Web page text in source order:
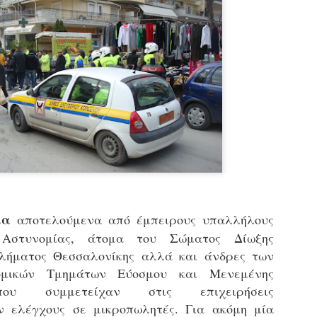
αποτελούμενα από έμπειρους υπαλλήλους
άτομα του Σώματος Δίωξης
Θεσσαλονίκης αλλά και άνδρες των
Τμημάτων Εύοσμου και Μενεμένης
συμμετείχαν στις επιχειρήσεις
ελέγχους σε μικροπωλητές. Για ακόμη μία
εκπαιδευμένους
ήδη ολοκληρώσει την
είναι έτοιμοι να
Στο πλαίσιο της
ολοκαίνουργια
τις περιπολίες και τις
στελεχών της υπηρεσίας.
Απολογισμός των
ελέγχων σε ιδιοκτήτες
Δημοτική Αστυνομία
Θεσσαλονίκης: Ένταση